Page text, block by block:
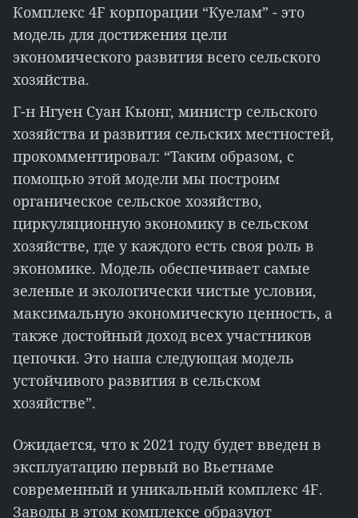
Комплекс 4F корпорации “Куелам” - это
модель для достижения цели
экономического развития всего сельского
хозяйства.
Г-н Нгуен Суан Кыонг, министр сельского
хозяйства и развития сельских местностей,
прокомментировал: “Таким образом, с
помощью этой модели мы построим
органическое сельское хозяйство,
циркуляционную экономику в сельском
хозяйстве, где у каждого есть своя роль в
экономике. Модель обеспечивает самые
зеленые и экологически чистые условия,
максимальную экономическую ценность, а
также достойный доход всех участников
цепочки. Это наша следующая модель
устойчивого развития в сельском
хозяйстве”.
Ожидается, что к 2021 году будет введен в
эксплуатацию первый во Вьетнаме
современный и уникальный комплекс 4F.
Заводы в этом комплексе образуют